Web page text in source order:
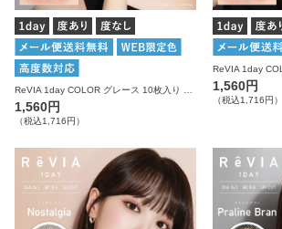
1,560円
（税込1,716円）
1,560円
（税込1,716円）